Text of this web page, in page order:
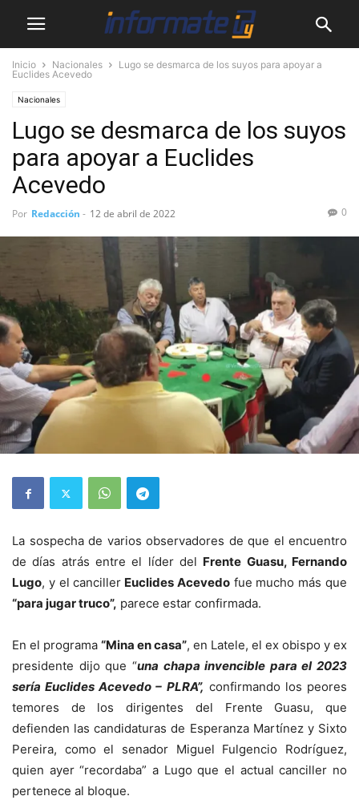
Inicio Nacionales
Lugo se desmarca de los suyos para apoyar a
Euclides Acevedo
Nacionales
Lugo se desmarca de los suyos
para apoyar a Euclides
Acevedo
Por Redacción - 12 de abril de 2022 0
La sospecha de varios observadores de que el encuentro
de días atrás entre el líder del Frente Guasu, Fernando
Lugo, y el canciller Euclides Acevedofue mucho más que
“para jugar truco”, parece estar confirmada.
En el programa “Mina en casa”, en Latele, el ex obispo y ex
presidente dijo que “una chapa invencible para el 2023
sería Euclides Acevedo – PLRA”, confirmando los peores
temores de los dirigentes del Frente Guasu, que
defienden las candidaturas de Esperanza Martínez y Sixto
Pereira, como el senador Miguel Fulgencio Rodríguez,
quien ayer “recordaba” a Lugo que el actual canciller no
pertenece al bloque.